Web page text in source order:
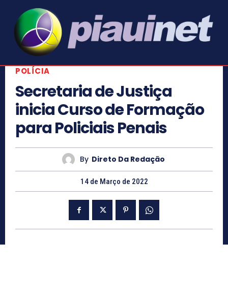
POLÍCIA
Secretaria de Justiça
inicia Curso de Formação
para Policiais Penais
By Direto Da Redação
14 de Março de 2022